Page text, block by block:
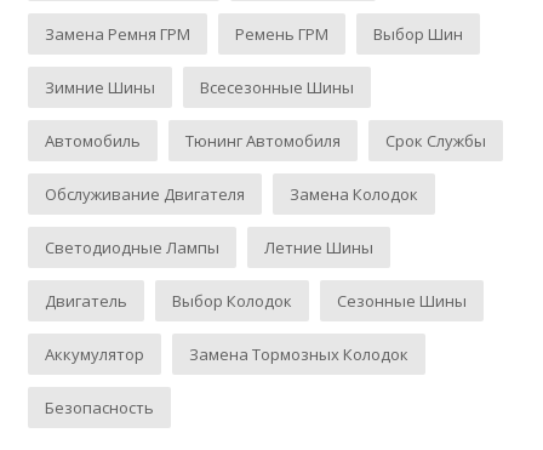
Замена Ремня ГРМ Ремень ГРМ Выбор Шин
Зимние Шины Всесезонные Шины
Автомобиль Тюнинг Автомобиля Срок Службы
Обслуживание Двигателя Замена Колодок
Светодиодные Лампы Летние Шины
Двигатель Выбор Колодок Сезонные Шины
Аккумулятор Замена Тормозных Колодок
Безопасность